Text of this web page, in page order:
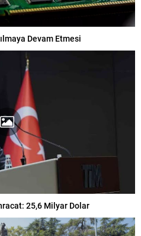
Devam Etmesi
25,6 Milyar Dolar